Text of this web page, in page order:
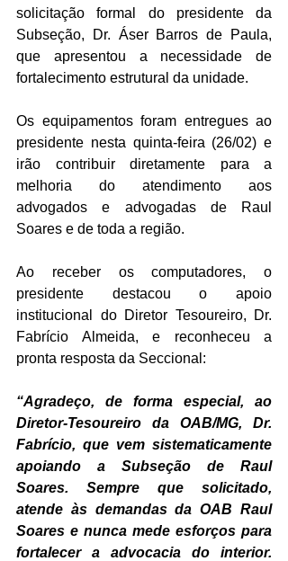
solicitação formal do presidente da
Subseção, Dr. Áser Barros de Paula,
que apresentou a necessidade de
fortalecimento estrutural da unidade.
Os equipamentos foram entregues ao
presidente nesta quinta-feira (26/02) e
irão contribuir diretamente para a
melhoria do atendimento aos
advogados e advogadas de Raul
Soares e de toda a região.
Ao receber os computadores, o
presidente destacou o apoio
institucional do Diretor Tesoureiro, Dr.
Fabrício Almeida, e reconheceu a
pronta resposta da Seccional:
“Agradeço, de forma especial, ao
Diretor-Tesoureiro da OAB/MG, Dr.
Fabrício, que vem sistematicamente
apoiando a Subseção de Raul
Soares. Sempre que solicitado,
atende às demandas da OAB Raul
Soares e nunca mede esforços para
fortalecer a advocacia do interior.